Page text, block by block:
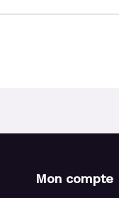
Mon compte